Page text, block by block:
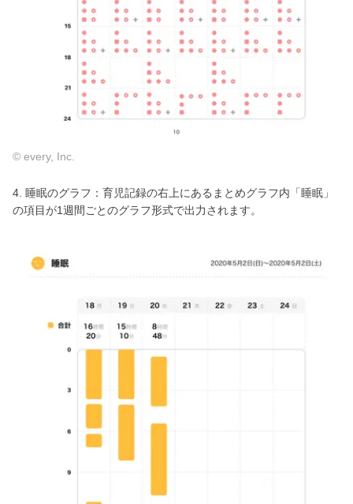
© every, Inc.
4. 睡眠のグラフ：育児記録の右上にあるまとめグラフ内「睡眠」
の項目が1週間ごとのグラフ形式で出力されます。